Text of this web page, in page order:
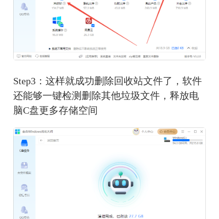
Step3：这样就成功删除回收站文件了，软件
还能够一键检测删除其他垃圾文件，释放电
脑C盘更多存储空间